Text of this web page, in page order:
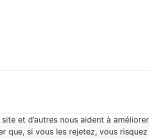
et d’autres nous aident à
que, si vous les rejetez, vous